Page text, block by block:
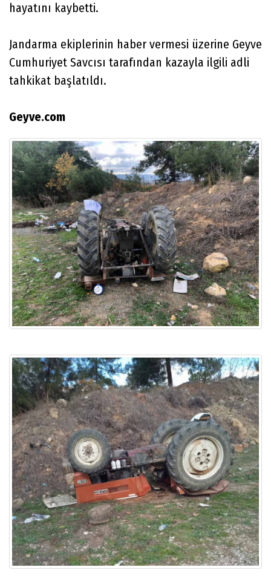
hayatını kaybetti.
Jandarma ekiplerinin haber vermesi üzerine Geyve
Cumhuriyet Savcısı tarafından kazayla ilgili adli
tahkikat başlatıldı.
Geyve.com